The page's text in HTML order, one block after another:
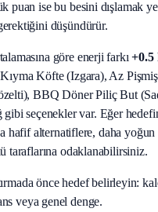
puan ise bu besini dışlamak
düşündürür.
göre enerji farkı +0.5
Köfte (Izgara), Az
BBQ Döner Piliç But
gibi seçenekler var. Eğer
hafif alternatiflere, daha yoğun
taraflarına odaklanabilirsiniz.
önce hedef belirleyin:
veya genel denge.